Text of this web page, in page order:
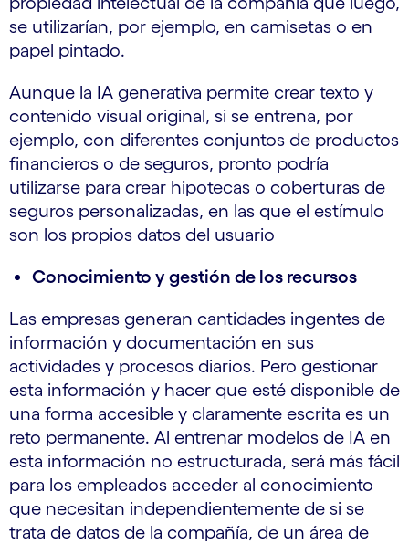
se utilizarían, por ejemplo, en camisetas o en
papel pintado.
Aunque la IA generativa permite crear texto y
contenido visual original, si se entrena, por
ejemplo, con diferentes conjuntos de productos
financieros o de seguros, pronto podría
utilizarse para crear hipotecas o coberturas de
seguros personalizadas, en las que el estímulo
son los propios datos del usuario
Conocimiento y gestión de los recursos
Las empresas generan cantidades ingentes de
información y documentación en sus
actividades y procesos diarios. Pero gestionar
esta información y hacer que esté disponible de
una forma accesible y claramente escrita es un
reto permanente. Al entrenar modelos de IA en
esta información no estructurada, será más fácil
para los empleados acceder al conocimiento
que necesitan independientemente de si se
trata de datos de la compañía, de un área de